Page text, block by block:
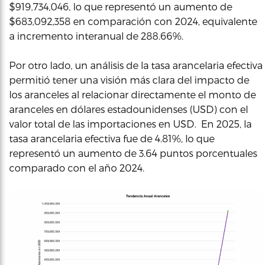
$919,734,046, lo que representó un aumento de
$683,092,358 en comparación con 2024, equivalente
a incremento interanual de 288.66%.
Por otro lado, un análisis de la tasa arancelaria efectiva
permitió tener una visión más clara del impacto de
los aranceles al relacionar directamente el monto de
aranceles en dólares estadounidenses (USD) con el
valor total de las importaciones en USD. En 2025, la
tasa arancelaria efectiva fue de 4.81%, lo que
representó un aumento de 3.64 puntos porcentuales
comparado con el año 2024.